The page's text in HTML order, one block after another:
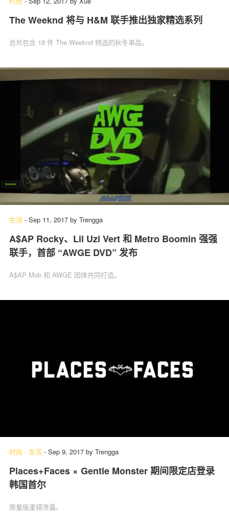
The Weeknd 将与 H&M 联手推出独家精选系列
总共包含 18 件 The Weeknd 特选的秋冬单品。
生活 - Sep 11, 2017 by Trengga
A$AP Rocky、Lil Uzi Vert 和 Metro Boomin 强强
联手，首部 “AWGE DVD” 发布
A$AP Mob 和 AWGE 团体共同打造。
时尚 . 生活 - Sep 9, 2017 by Trengga
Places+Faces × Gentle Monster 期间限定店登录
韩国首尔
限量版墨镜泄露。